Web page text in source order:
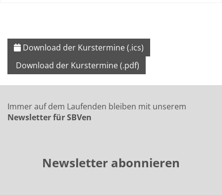
Download der Kurstermine (.ics)
Download der Kurstermine (.pdf)
Immer auf dem Laufenden bleiben mit unserem
Newsletter für SBVen
Newsletter abonnieren